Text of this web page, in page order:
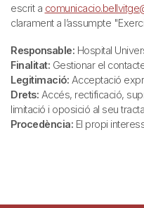
escrit a
clarament a l’assumpte
Responsable: Hospital
Finalitat: Gestionar el
Legitimació: Acceptació
Drets: Accés, rectificació,
limitació i oposició al seu
Procedència: El propi